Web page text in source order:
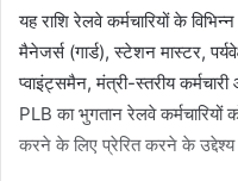
यह राशि रेलवे कर्मचारियों के
मैनेजर्स (गार्ड), स्टेशन मास्टर,
प्वाइंट्समैन, मंत्री-स्तरीय कर्मचारी
PLB का भुगतान रेलवे कर्मचारियों
करने के लिए प्रेरित करने के उद्देश्य